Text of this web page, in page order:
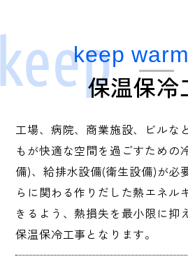
keep
保温保冷
工場、病院、商業施設、ビルな
もが快適な空間を過ごすための
備)、給排水設備(衛生設備)が必
らに関わる作りだした熱エネル
きるよう、熱損失を最小限に抑
保温保冷工事となります。